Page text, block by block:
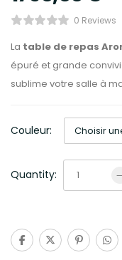
0 Reviews
La table de repas
épuré et grande
sublime votre salle à
Couleur:
Quantity: